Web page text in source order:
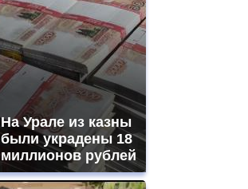
На Урале из казны
были украдены 18
миллионов рублей